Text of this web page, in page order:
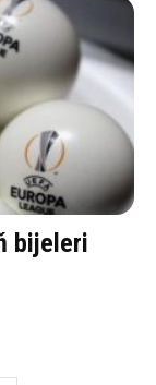
bijeleri